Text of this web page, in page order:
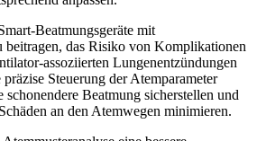
Beatmungsgeräte mit
beitragen, das Risiko von Komplikationen
assoziierten Lungenentzündungen
Steuerung der Atemparameter
schonendere Beatmung sicherstellen und
an den Atemwegen minimieren.